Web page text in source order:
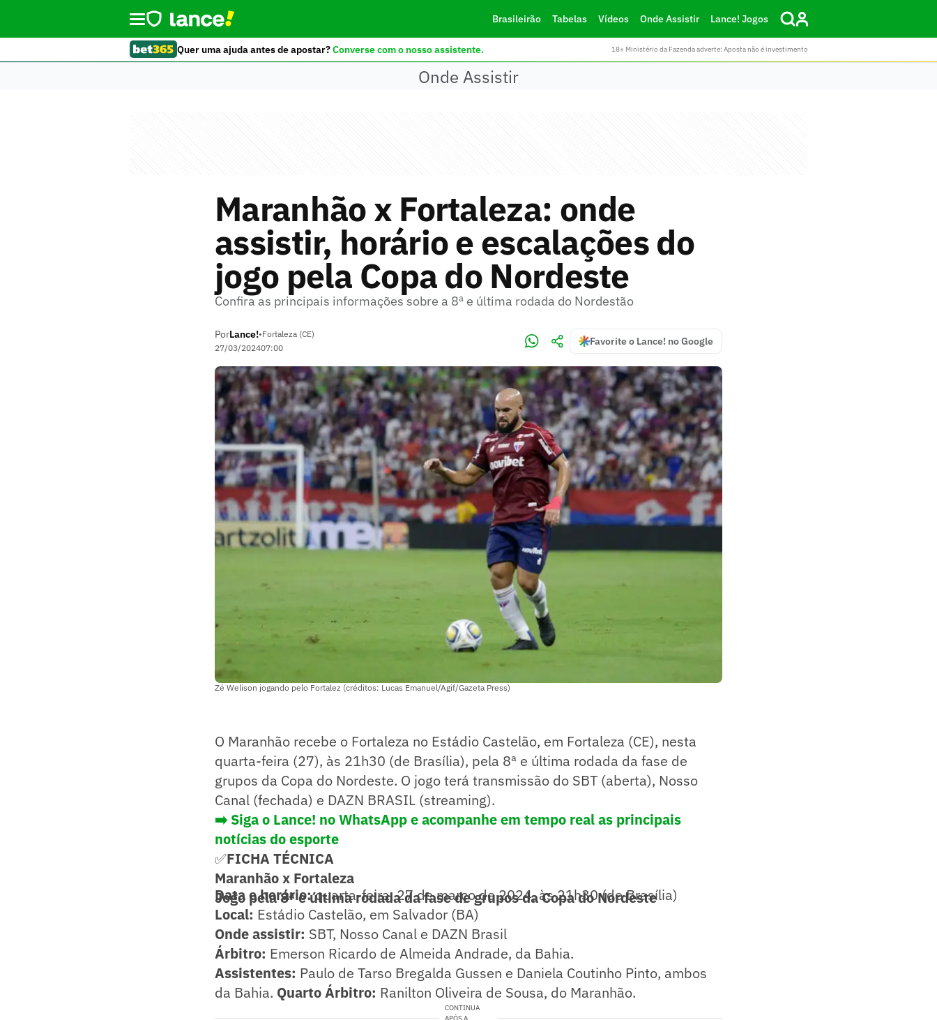
Brasileirão Tabelas Vídeos Onde Assistir Lance! Jogos
Quer uma ajuda antes de apostar?Converse com o nosso assistente. 18+ Ministério da Fazenda adverte: Aposta não é investimento
Onde Assistir
Maranhão x Fortaleza: onde
assistir, horário e escalações do
jogo pela Copa do Nordeste
Confira as principais informações sobre a 8ª e última rodada do Nordestão
PorLance!•Fortaleza (CE)
27/03/202407:00
Favorite o Lance! no Google
Zé Welison jogando pelo Fortalez (créditos: Lucas Emanuel/Agif/Gazeta Press)
O Maranhão recebe o Fortaleza no Estádio Castelão, em Fortaleza (CE), nesta
quarta-feira (27), às 21h30 (de Brasília), pela 8ª e última rodada da fase de
grupos da Copa do Nordeste. O jogo terá transmissão do SBT (aberta), Nosso
Canal (fechada) e DAZN BRASIL (streaming).
➡️ Siga o Lance! no WhatsApp e acompanhe em tempo real as principais
notícias do esporte
✅FICHA TÉCNICA
Maranhão x Fortaleza
Jogo pela 8ª e última rodada da fase de grupos da Copa do Nordeste
Data e horário:quarta-feira, 27 de março de 2024, às 21h30 (de Brasília)
Local: Estádio Castelão, em Salvador (BA)
Onde assistir: SBT, Nosso Canal e DAZN Brasil
Árbitro: Emerson Ricardo de Almeida Andrade, da Bahia.
Assistentes: Paulo de Tarso Bregalda Gussen e Daniela Coutinho Pinto, ambos
da Bahia. Quarto Árbitro: Ranilton Oliveira de Sousa, do Maranhão.
CONTINUA